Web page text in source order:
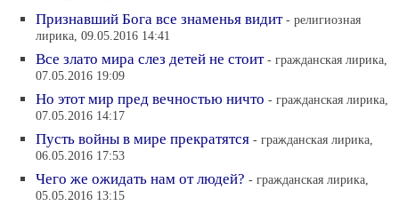
Признавший Бога все знаменья видит - религиозная
лирика, 09.05.2016 14:41
Все злато мира слез детей не стоит - гражданская лирика,
07.05.2016 19:09
Но этот мир пред вечностью ничто - гражданская лирика,
07.05.2016 14:17
Пусть войны в мире прекратятся - гражданская лирика,
06.05.2016 17:53
Чего же ожидать нам от людей? - гражданская лирика,
05.05.2016 13:15